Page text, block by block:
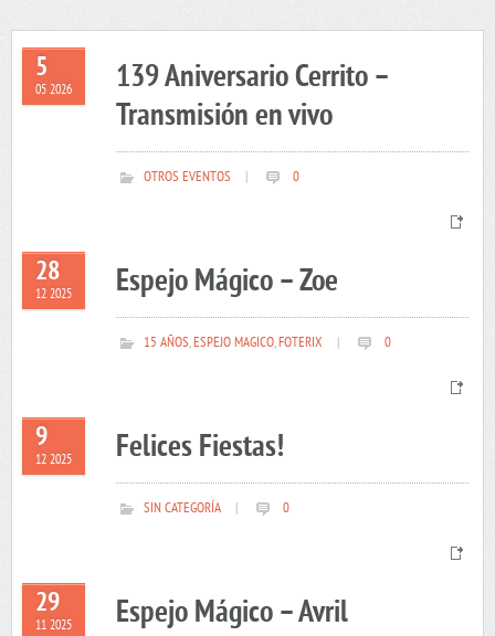
5
05 2026
139 Aniversario Cerrito –
Transmisión en vivo
OTROS EVENTOS 0
28
12 2025 Espejo Mágico – Zoe
15 AÑOS,ESPEJO MAGICO,FOTERIX 0
9
12 2025 Felices Fiestas!
SIN CATEGORÍA 0
29
11 2025 Espejo Mágico – Avril